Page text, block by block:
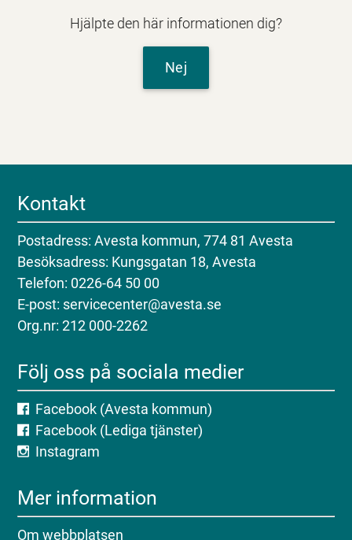
Hjälpte den här informationen dig?
Nej
Kontakt
Postadress: Avesta kommun, 774 81 Avesta
Besöksadress: Kungsgatan 18, Avesta
Telefon: 0226-64 50 00
E-post: servicecenter@avesta.se
Org.nr: 212 000-2262
Följ oss på sociala medier
Facebook (Avesta kommun)
Facebook (Lediga tjänster)
Instagram
Mer information
Om webbplatsen